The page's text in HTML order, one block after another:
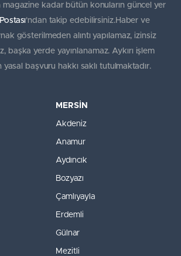
kadar bütün konuların güncel yer
'ndan takip edebilirsiniz.Haber ve
gösterilmeden alıntı yapılamaz, izinsiz
başka yerde yayınlanamaz. Aykırı işlem
başvuru hakkı saklı tutulmaktadır.
MERSİN
Akdeniz
Anamur
Aydıncık
Bozyazı
Çamlıyayla
Erdemli
Gülnar
Mezitli